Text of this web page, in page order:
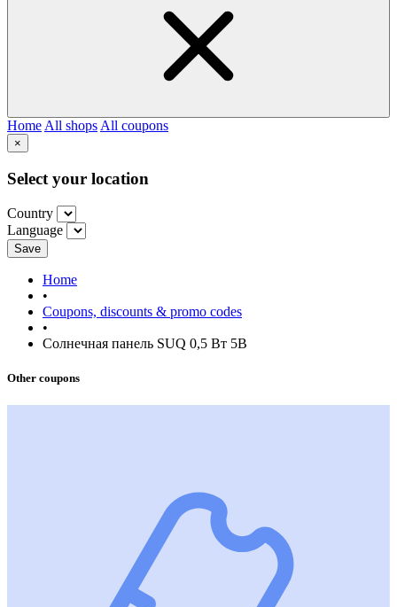
Home All shops All coupons
×
Select your location
Country
Language
Save
Home
•
Coupons, discounts & promo codes
•
Солнечная панель SUQ 0,5 Вт 5В
Other coupons